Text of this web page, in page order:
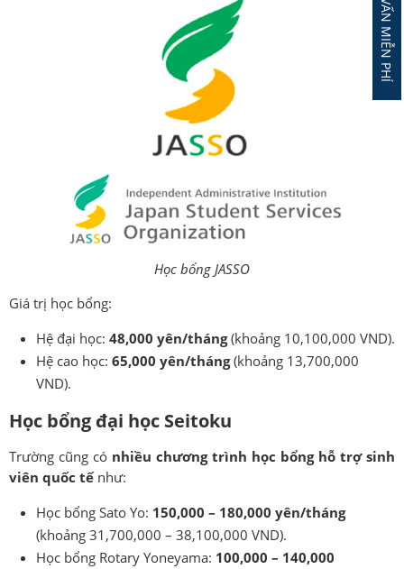
Học bổng JASSO
Giá trị học bổng:
Hệ đại học: 48,000 yên/tháng(khoảng 10,100,000 VND).
Hệ cao học: 65,000 yên/tháng(khoảng 13,700,000
VND).
Học bổng đại học Seitoku
Trường cũng có nhiều chương trình học bổng hỗ trợ sinh
viên quốc tếnhư:
Học bổng Sato Yo: 150,000 – 180,000 yên/tháng
(khoảng 31,700,000 – 38,100,000 VND).
Học bổng Rotary Yoneyama: 100,000 – 140,000